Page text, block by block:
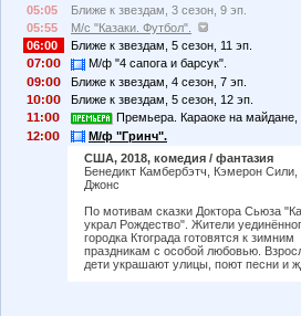
05:05
Ближе к звездам, 3 сезон, 9 эп.
05:55
М/с "Казаки. Футбол".
06:00
Ближе к звездам, 5 сезон, 11 эп.
7:
М/ф "4 сапога и барсук".
9:
Ближе к звездам, 4 сезон, 7 эп.
1
:
Ближе к звездам, 5 сезон, 12 эп.
11:
Премьера. Караоке на майдане,
12:
М/ф "Гринч".
США, 2018, комедия / фантазия
Бенедикт Камбербэтч, Кэмерон
Джонс
По мотивам сказки Доктора Сьюза
украл Рождество". Жители
городка Ктограда готовятся к зимним
праздникам с особой любовью.
дети украшают улицы, поют песни и